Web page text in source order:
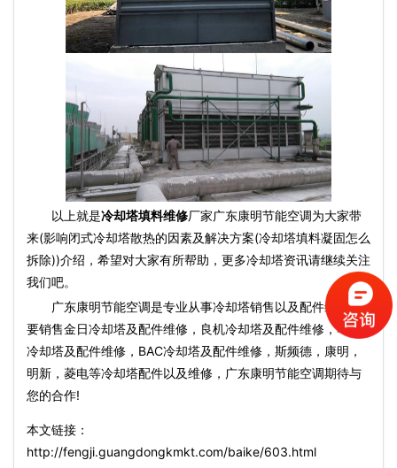
以上就是冷却塔填料维修厂家广东康明节能空调为大家带
来(影响闭式冷却塔散热的因素及解决方案(冷却塔填料凝固怎么
拆除))介绍，希望对大家有所帮助，更多冷却塔资讯请继续关注
我们吧。
广东康明节能空调是专业从事冷却塔销售以及配件维修主
要销售金日冷却塔及配件维修，良机冷却塔及配件维修，马利
冷却塔及配件维修，BAC冷却塔及配件维修，斯频德，康明，
明新，菱电等冷却塔配件以及维修，广东康明节能空调期待与
您的合作!
本文链接：
http://fengji.guangdongkmkt.com/baike/603.html